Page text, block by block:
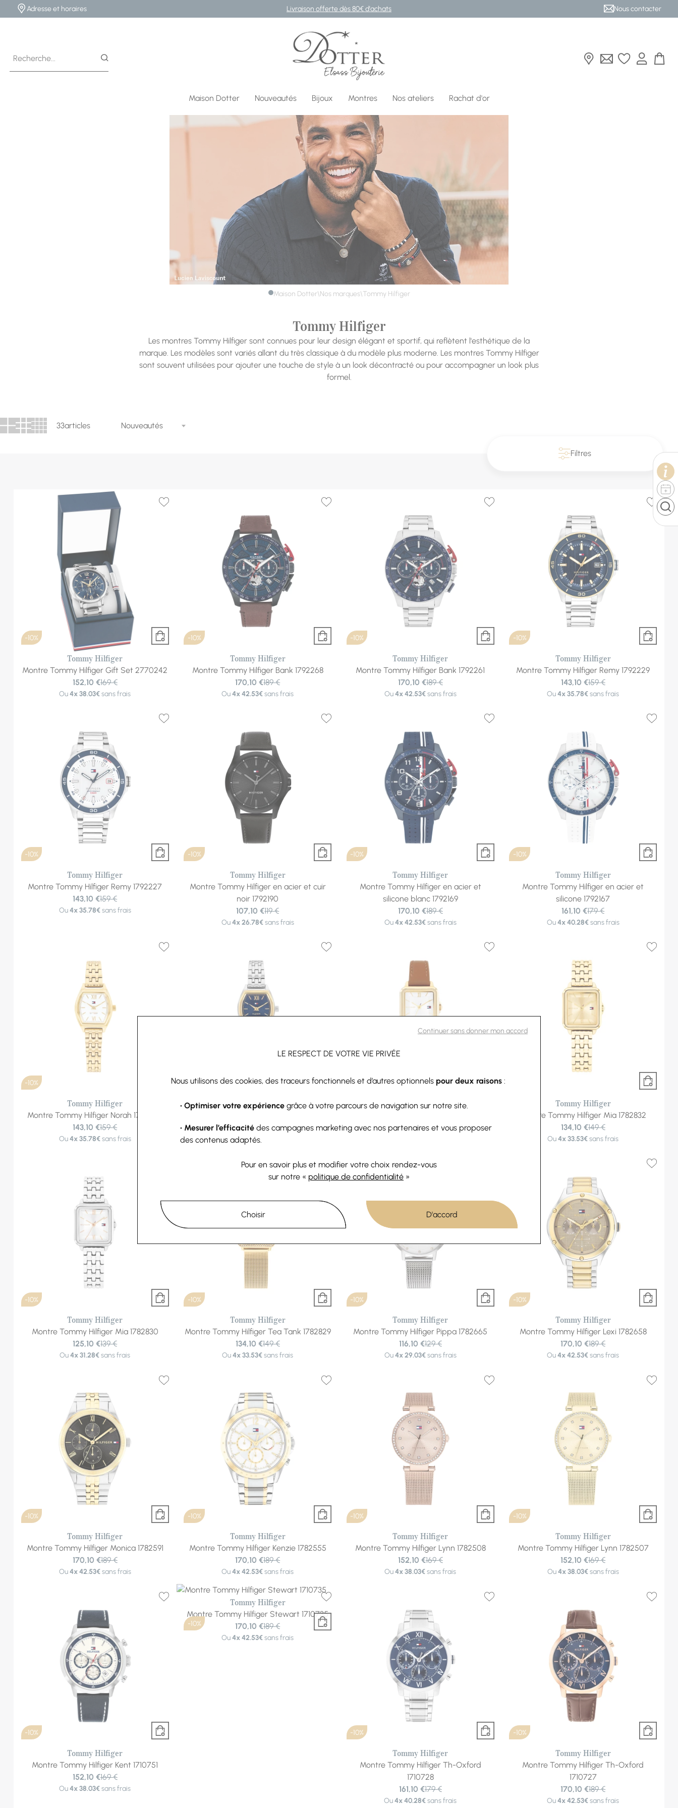
Continuer sans donner mon accord
LE RESPECT DE VOTRE VIE PRIVÉE
Nous utilisons des cookies, des traceurs fonctionnels et d’autres optionnels pour deux raisons:
• Optimiser votre expérience grâce à votre parcours de navigation sur notre site.
• Mesurer l’efficacité des campagnes marketing avec nos partenaires et vous proposer
des contenus adaptés.
Pour en savoir plus et modifier votre choix rendez-vous
sur notre « politique de confidentialité »
Choisir D'accord
Adresse et horaires Livraison offerte dès 80€ d'achats Nous contacter
Bijouterie DOTTER
Maison Dotter Nouveautés Bijoux Montres Nos ateliers Rachat d'or
Maison Dotter\Nos marques\Tommy Hilfiger
Tommy Hilfiger
Les montres Tommy Hilfiger sont connues pour leur design élégant et sportif, qui reflètent l'esthétique de la
marque. Les modèles sont variés allant du très classique à du modèle plus moderne. Les montres Tommy Hilfiger
sont souvent utilisées pour ajouter une touche de style à un look décontracté ou pour accompagner un look plus
formel.
33articles Nouveautés
Filtres
-10%
Tommy Hilfiger
Montre Tommy Hilfiger Gift Set 2770242
152,10 €169 €
Ou4x 38.03€sans frais
-10%
Tommy Hilfiger
Montre Tommy Hilfiger Bank 1792268
170,10 €189 €
Ou4x 42.53€sans frais
-10%
Tommy Hilfiger
Montre Tommy Hilfiger Bank 1792261
170,10 €189 €
Ou4x 42.53€sans frais
-10%
Tommy Hilfiger
Montre Tommy Hilfiger Remy 1792229
143,10 €159 €
Ou4x 35.78€sans frais
-10%
Tommy Hilfiger
Montre Tommy Hilfiger Remy 1792227
143,10 €159 €
Ou4x 35.78€sans frais
-10%
Tommy Hilfiger
Montre Tommy Hilfiger en acier et cuir
noir 1792190
107,10 €119 €
Ou4x 26.78€sans frais
-10%
Tommy Hilfiger
Montre Tommy Hilfiger en acier et
silicone blanc 1792169
170,10 €189 €
Ou4x 42.53€sans frais
-10%
Tommy Hilfiger
Montre Tommy Hilfiger en acier et
silicone 1792167
161,10 €179 €
Ou4x 40.28€sans frais
-10%
Tommy Hilfiger
Montre Tommy Hilfiger Norah 1782870
143,10 €159 €
Ou4x 35.78€sans frais
-10%
Tommy Hilfiger
134,10 €149 €
Ou4x33.53€
-10%
Tommy Hilfiger
125,10 €139 €
Tommy Hilfiger
Montre Tommy Hilfiger Mia 1782832
134,10 €149 €
Ou4x 33.53€sans frais
-10%
Tommy Hilfiger
Montre Tommy Hilfiger Mia 1782830
125,10 €139 €
Ou4x 31.28€sans frais
-10%
Tommy Hilfiger
Montre Tommy Hilfiger Tea Tank 1782829
134,10 €149 €
Ou4x 33.53€sans frais
-10%
Tommy Hilfiger
Montre Tommy Hilfiger Pippa 1782665
116,10 €129 €
Ou4x 29.03€sans frais
-10%
Tommy Hilfiger
Montre Tommy Hilfiger Lexi 1782658
170,10 €189 €
Ou4x 42.53€sans frais
-10%
Tommy Hilfiger
Montre Tommy Hilfiger Monica 1782591
170,10 €189 €
Ou4x 42.53€sans frais
-10%
Tommy Hilfiger
Montre Tommy Hilfiger Kenzie 1782555
170,10 €189 €
Ou4x 42.53€sans frais
-10%
Tommy Hilfiger
Montre Tommy Hilfiger Lynn 1782508
152,10 €169 €
Ou4x 38.03€sans frais
-10%
Tommy Hilfiger
Montre Tommy Hilfiger Lynn 1782507
152,10 €169 €
Ou4x 38.03€sans frais
-10%
Tommy Hilfiger
Montre Tommy Hilfiger Kent 1710751
152,10 €169 €
Ou4x 38.03€sans frais
-10%
Tommy Hilfiger
Montre Tommy Hilfiger Stewart 1710735
170,10 €189 €
Ou4x 42.53€sans frais
-10%
Tommy Hilfiger
Montre Tommy Hilfiger Th-Oxford
1710728
161,10 €179 €
Ou4x 40.28€sans frais
-10%
Tommy Hilfiger
Montre Tommy Hilfiger Th-Oxford
1710727
170,10 €189 €
Ou4x 42.53€sans frais